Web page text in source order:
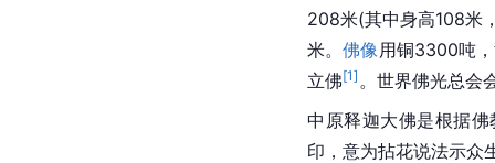
208米(其中身高108米
米。佛像 用铜3300吨
立佛[1] 。世界佛光总会
中原释迦大佛是根据
印，意为拈花说法示众